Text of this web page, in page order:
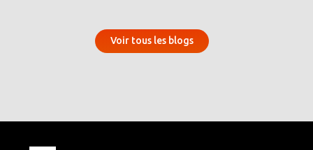
Voir tous les blogs